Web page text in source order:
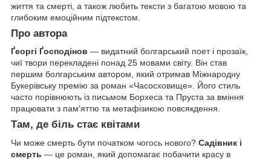
життя та смерті, а також любить тексти з багатою мовою та
глибоким емоційним підтекстом.
Про автора
Ґеоргі Ґосподінов — видатний болгарський поет і прозаїк,
чиї твори перекладені понад 25 мовами світу. Він став
першим болгарським автором, який отримав Міжнародну
Букерівську премію за роман «Часосховище». Його стиль
часто порівнюють із письмом Борхеса та Пруста за вміння
працювати з пам'яттю та метафізикою повсякдення.
Там, де біль стає квітами
Чи може смерть бути початком чогось нового? Садівник і
смерть — це роман, який допомагає побачити красу в